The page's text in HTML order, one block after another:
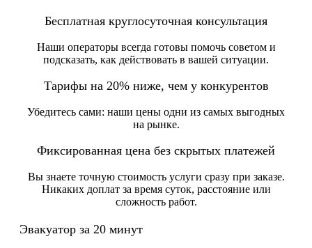
Бесплатная круглосуточная консультация
Наши операторы всегда готовы помочь советом и
подсказать, как действовать в вашей ситуации.
Тарифы на 20% ниже, чем у конкурентов
Убедитесь сами: наши цены одни из самых выгодных
на рынке.
Фиксированная цена без скрытых платежей
Вы знаете точную стоимость услуги сразу при заказе.
Никаких доплат за время суток, расстояние или
сложность работ.
Эвакуатор за 20 минут